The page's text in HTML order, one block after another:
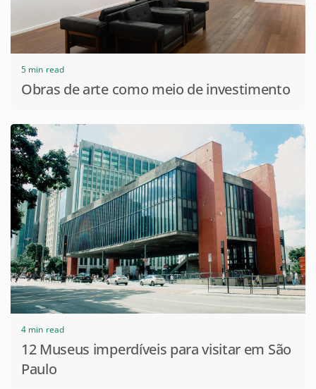
5 min read
Obras de arte como meio de investimento
4 min read
12 Museus imperdíveis para visitar em São
Paulo